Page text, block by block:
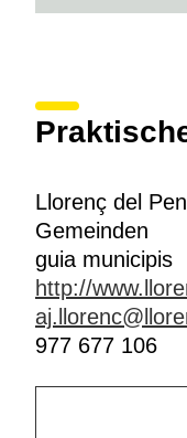
Llorenç del
Gemeinden
guia municipis
http://
977 677 106